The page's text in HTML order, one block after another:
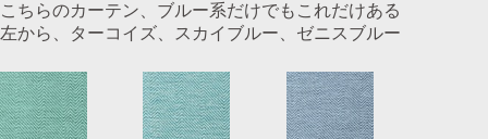
こちらのカーテン、ブルー系だけでもこれだけある
左から、ターコイズ、スカイブルー、ゼニスブルー